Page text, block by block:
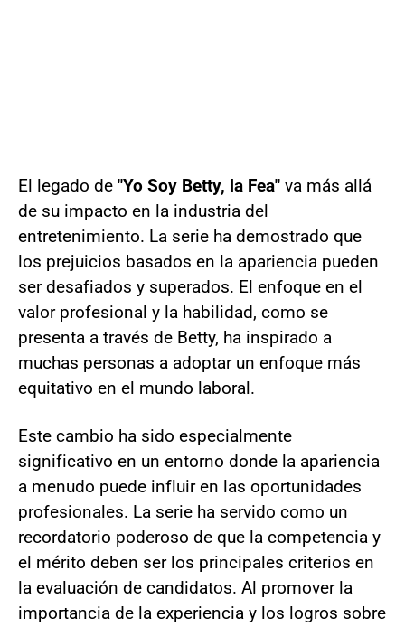
El legado de "Yo Soy Betty, la Fea" va más allá
de su impacto en la industria del
entretenimiento. La serie ha demostrado que
los prejuicios basados en la apariencia pueden
ser desafiados y superados. El enfoque en el
valor profesional y la habilidad, como se
presenta a través de Betty, ha inspirado a
muchas personas a adoptar un enfoque más
equitativo en el mundo laboral.
Este cambio ha sido especialmente
significativo en un entorno donde la apariencia
a menudo puede influir en las oportunidades
profesionales. La serie ha servido como un
recordatorio poderoso de que la competencia y
el mérito deben ser los principales criterios en
la evaluación de candidatos. Al promover la
importancia de la experiencia y los logros sobre